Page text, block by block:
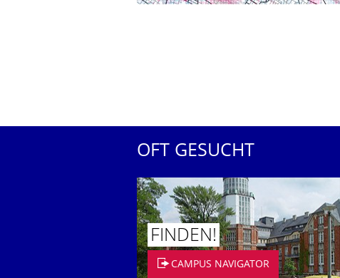
OFT GESUCHT
FINDEN!
CAMPUS NAVIGATOR